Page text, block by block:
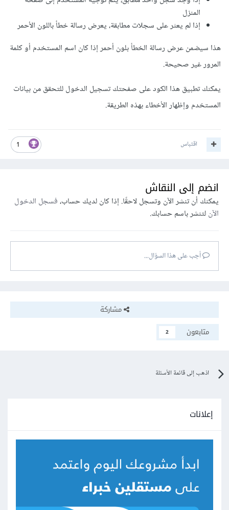
المنزل
إذا لم يعثر على سجلات مطابقة، يعرض رسالة خطأ باللون الأحمر
هذا سيضمن عرض رسالة الخطأ بلون أحمر إذا كان اسم المستخدم أو كلمة
المرور غير صحيحة.
يمكنك تطبيق هذا الكود على صفحتك تسجيل الدخول للتحقق من بيانات
المستخدم وإظهار الأخطاء بهذه الطريقة.
1 اقتباس
انضم إلى النقاش
يمكنك أن تنشر الآن وتسجل لاحقًا. إذا كان لديك حساب،فسجل الدخول
الآنلتنشر باسم حسابك.
أجب على هذا السؤال...
مشاركة
متابعون
2
اذهب إلى قائمة الأسئلة
إعلانات